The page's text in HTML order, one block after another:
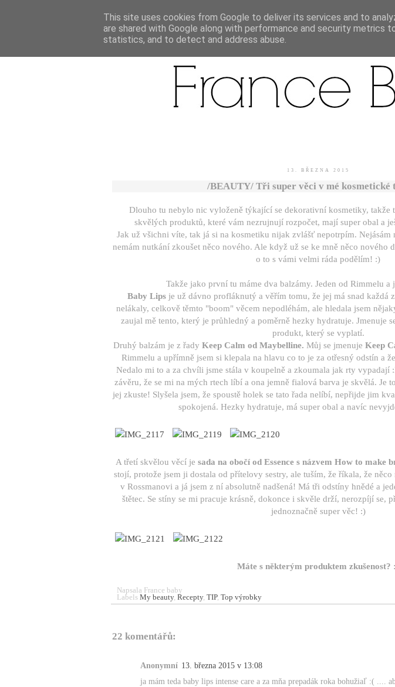
.
13. BŘEZNA 2015
/BEAUTY/ Tři super věci v mé kosmetické
Dlouho tu nebylo nic vyloženě týkající se dekorativní kosmetiky, takže
skvělých produktů, které vám nezrujnují rozpočet, mají super obal a
Jak už všichni víte, tak já si na kosmetiku nijak zvlášť nepotrpím. Nejásám
nemám nutkání zkoušet něco nového. Ale když už se ke mně něco nového
o to s vámi velmi ráda podělím! :)
Takže jako první tu máme dva balzámy. Jeden od Rimmelu a
Baby Lipsje už dávno profláknutý a věřím tomu, že jej má snad každá
nelákaly, celkově těmto "boom" věcem nepodléhám, ale hledala jsem
zaujal mě tento, který je průhledný a poměrně hezky hydratuje. Jmenuje
produkt, který se vyplatí.
Druhý balzám je z řady Keep Calm od Maybelline. Můj se jmenuje Keep
Rimmelu a upřímně jsem si klepala na hlavu co to je za otřesný odstín a
Nedalo mi to a za chvíli jsme stála v koupelně a zkoumala jak rty vypadají
závěru, že se mi na mých rtech líbí a ona jemně fialová barva je skvělá. Je
jej zkuste! Slyšela jsem, že spoustě holek se tato řada nelíbí, nepřijde jim
spokojená. Hezky hydratuje, má super obal a navíc
A třetí skvělou věcí je sada na obočí od Essence s názvem How to make
stojí, protože jsem ji dostala od přítelovy sestry, ale tuším, že říkala, že
v Rossmanovi a já jsem z ní absolutně nadšená! Má tři odstíny hnědé a
štětec. Se stíny se mi pracuje krásně, dokonce i skvěle drží, nerozpíjí se,
jednoznačně super věc! :)
Máte s některým produktem zkušenost?
Napsala France baby
Labels My beauty, Recepty, TIP, Top výrobky
22 komentářů:
Anonymní 13. března 2015 v 13:08
ja mám teda baby lips intense care a za mňa prepadák roka bohužiaľ :( ....
This site uses cookies from Google to deliver its services and to
are shared with Google along with performance and security metrics
statistics, and to detect and address abuse.